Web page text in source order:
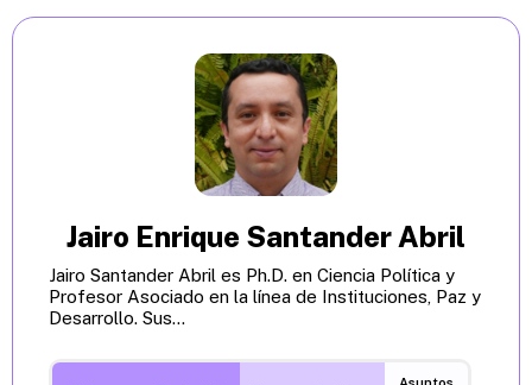
Jairo Enrique Santander Abril
Jairo Santander Abril es Ph.D. en Ciencia Política y
Profesor Asociado en la línea de Instituciones, Paz y
Desarrollo. Sus...